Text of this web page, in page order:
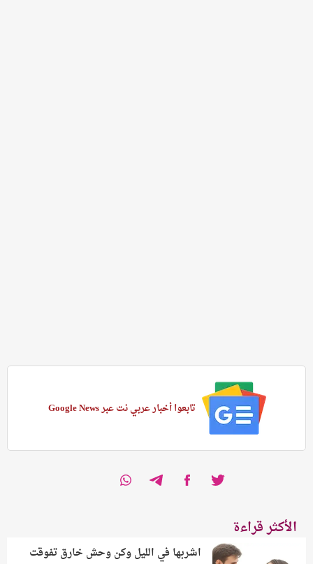
تابعوا أخبار عربي نت عبر Google News
الأكثر قراءة
​اشربها في الليل وكن وحش خارق تفوقت